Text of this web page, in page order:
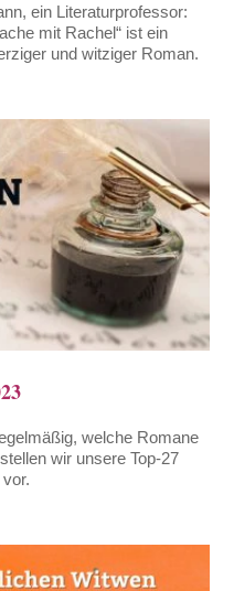
ein Literaturprofessor:
mit Rachel“ ist ein
und witziger Roman.
welche Romane
wir unsere Top-27